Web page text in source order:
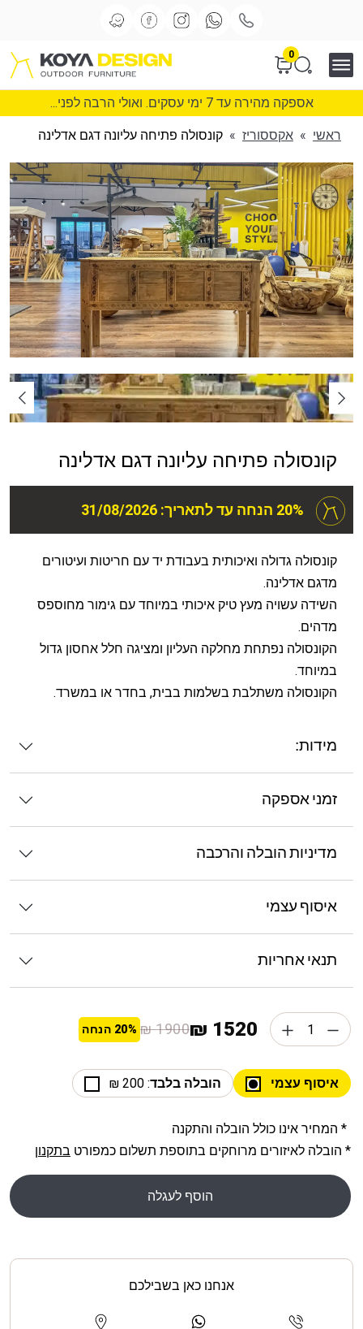
0
אספקה מהירה עד 7 ימי עסקים. ואולי הרבה לפני...
ראשי » אקססוריז » קונסולה פתיחה עליונה דגם אדלינה
קונסולה פתיחה עליונה דגם אדלינה
20% הנחה עד לתאריך: 31/08/2026
קונסולה גדולה ואיכותית בעבודת יד עם חריטות ועיטורים
מדגם אדלינה.
השידה עשויה מעץ טיק איכותי במיוחד עם גימור מחוספס
מדהים.
הקונסולה נפתחת מחלקה העליון ומציגה חלל אחסון גדול
במיוחד.
הקונסולה משתלבת בשלמות בבית, בחדר או במשרד.
מידות:
זמני אספקה
מדיניות הובלה והרכבה
איסוף עצמי
תנאי אחריות
1520 ₪
1900 ₪
20% הנחה
איסוף עצמי הובלה בלבד: 200 ₪
* המחיר אינו כולל הובלה והתקנה
* הובלה לאיזורים מרוחקים בתוספת תשלום כמפורט בתקנון
הוסף לעגלה
אנחנו כאן בשבילכם